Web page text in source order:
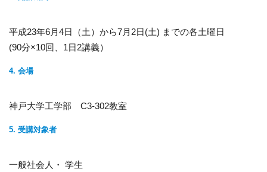
平成23年6月4日（土）から7月2日(土) までの各土曜日
(90分×10回、1日2講義）
4. 会場
神戸大学工学部 C3-302教室
5. 受講対象者
一般社会人・ 学生